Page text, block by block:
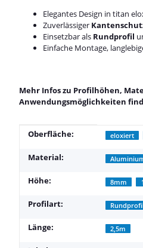
Elegantes Design in titan
Zuverlässiger
Einsetzbar als Rundprofil
Einfache Montage,
Mehr Infos zu Profilhöhen,
Anwendungsmöglichkeiten
Produkteigenschaft
Wert
Oberfläche: eloxiert
Material:
Höhe: 8mm
Profilart:
Länge: 2,5m